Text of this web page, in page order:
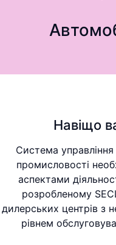
Навіщо
Система
промисловості
аспектами
розробленому
дилерських центрів з
рівнем